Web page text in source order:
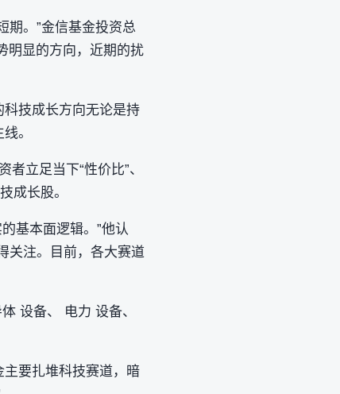
期。”金信基金投资总
明显的方向，近期的扰
技成长方向无论是持
。
立足当下“性价比”、
成长股。
基本面逻辑。”他认
关注。目前，各大赛道
设备、 电力 设备、
要扎堆科技赛道，暗